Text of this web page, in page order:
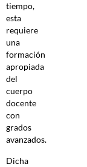
tiempo,
esta
requiere
una
formación
apropiada
del
cuerpo
docente
con
grados
avanzados.
Dicha